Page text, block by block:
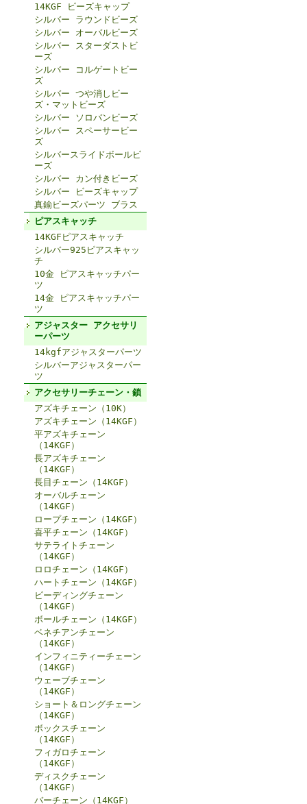
14KGF ビーズキャップ
シルバー ラウンドビーズ
シルバー オーバルビーズ
シルバー スターダストビ
ーズ
シルバー コルゲートビー
ズ
シルバー つや消しビー
ズ・マットビーズ
シルバー ソロバンビーズ
シルバー スペーサービー
ズ
シルバースライドボールビ
ーズ
シルバー カン付きビーズ
シルバー ビーズキャップ
真鍮ビーズパーツ ブラス
ピアスキャッチ
14KGFピアスキャッチ
シルバー925ピアスキャッ
チ
10金 ピアスキャッチパー
ツ
14金 ピアスキャッチパー
ツ
アジャスター アクセサリ
ーパーツ
14kgfアジャスターパーツ
シルバーアジャスターパー
ツ
アクセサリーチェーン・鎖
アズキチェーン（10K）
アズキチェーン（14KGF）
平アズキチェーン
（14KGF）
長アズキチェーン
（14KGF）
長目チェーン（14KGF）
オーバルチェーン
（14KGF）
ロープチェーン（14KGF）
喜平チェーン（14KGF）
サテライトチェーン
（14KGF）
ロロチェーン（14KGF）
ハートチェーン（14KGF）
ビーディングチェーン
（14KGF）
ボールチェーン（14KGF）
ベネチアンチェーン
（14KGF）
インフィニティーチェーン
（14KGF）
ウェーブチェーン
（14KGF）
ショート＆ロングチェーン
（14KGF）
ボックスチェーン
（14KGF）
フィガロチェーン
（14KGF）
ディスクチェーン
（14KGF）
バーチェーン（14KGF）